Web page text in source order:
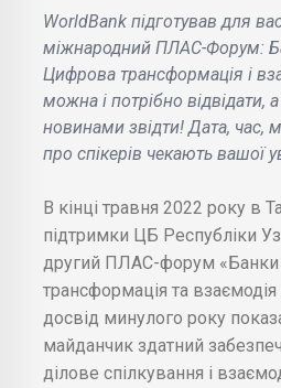
WorldBank підготував для
міжнародний ПЛАС-Форум:
Цифрова трансформація і
можна і потрібно відвідати,
новинами звідти! Дата, час,
про спікерів чекають вашої
В кінці травня 2022 року в
підтримки ЦБ Республіки
другий ПЛАС-форум «Банки
трансформація та
досвід минулого року
майданчик здатний
ділове спілкування і